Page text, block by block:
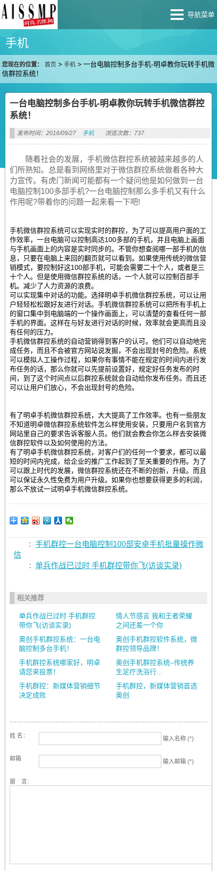
导航菜单
手机
您现在的位置： 首页 >手机 >一台电脑控制多台手机-明卓教你玩转手机微
信群控系统！
一台电脑控制多台手机-明卓教你玩转手机微信群控
系统！
发布时间：2016/09/27 手机 浏览次数：737
随着社会的发展，手机微信群控系统被越来越多的人
们所熟知。总是看到网络里对于微信群控系统做着各种大
力宣传。有虎门新闻可能都有一个疑问他是如何做到一台
电脑控制100多部手机?一台电脑控制那么多手机又有什么
作用呢?带着你的问题一起来看一下吧!
手机微信群控系统可以实现实时的群控，为了可以提高用户面的工
作效率，一台电脑可以控制高达100多部的手机，并且电脑上画面
与手机画面上的内容是实时同步的。不管你想查阅哪一部手机的信
息，只要在电脑上来回的翻页就可以看到。如果使用传统的微信营
销模式，要控制好这100部手机，可能会需要二十个人，或者是三
十个人。但是使用微信群控系统的话，一个人就可以控制百部手
机。减少了人力资源的浪费。
可以实现集中对话的功能。选择明卓手机微信群控系统，可以让用
户轻轻松松跟好友进行对话。手机微信群控系统可以把所有手机上
的窗口集中到电脑端的一个操作画面上，可以清楚的查看任何一部
手机的界面。这样在与好友进行对话的时候，效率就会更高而且没
有任何的压力。
手机微信群控系统的自动营销得到客户的认可。他们可以自动地完
成任务，而且不会被官方网站说发掘，不会出现封号的危险。系统
可以模拟人工操作过程，如果你有事情不能在规定的时间内进行发
布任务的话，那么你就可以先提前设置好，规定好任务发布的时
间，到了这个时间点以后群控系统就会自动给你发布任务。而且还
可以让用户们放心，不会出现封号的危险。
有了明卓手机微信群控系统，大大提高了工作效率。也有一些朋友
不知道明卓微信群控系统软件怎么样使用安装，只要用户名到官方
网站里自己的要求告诉客服人员。他们就会教会你怎么样去安装微
信群控软件以及如何使用的方法。
有了明卓手机微信群控系统，对客户们的任何一个要求，都可以最
短的时间内完成，给企业的推广工作起到了至关重要的作用。为了
可以跟上时代的发展，微信群控系统还在不断的创新，升级。而且
可以保证永久性免费为用户升级。如果你也想要获得更多的利润，
那么不放试一试明卓手机微信群控系统。
: 手机群控一台电脑控制100部安卓手机批量操作微
信
: 单兵作战已过时 手机群控带你飞(访谈实录)
相关推荐
单兵作战已过时 手机群控
带你飞(访谈实录)
情人节感言 我和王者荣耀
之间还差一个你
奥创手机群控系统：一台电
脑控制多台手机！
奥创手机群控软件系统，微
群控领导品牌！
手机群控系统哪家好，明卓
请您来投票！
奥创手机群控系统–传统养
生足疗洗浴行...
手机群控：新媒体营销细节
决定成败
手机群控，新媒体营销首选
奥创
姓 名： 输入名称 (*)
邮箱 输入邮箱 (*)
留 言: